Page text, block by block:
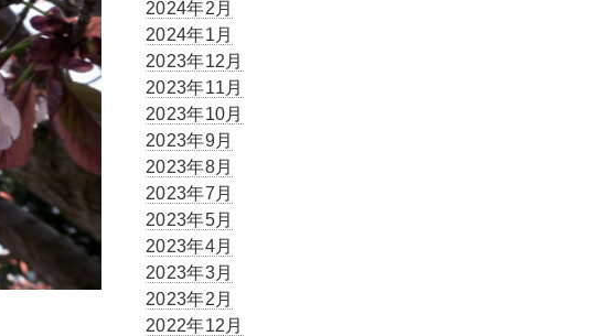
2024年2月
2024年1月
2023年12月
2023年11月
2023年10月
2023年9月
2023年8月
2023年7月
2023年5月
2023年4月
2023年3月
2023年2月
2022年12月